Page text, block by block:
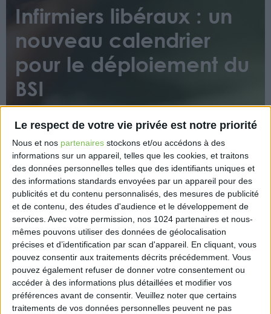
Le respect de votre vie privée est notre priorité
Nous et nos partenaires stockons et/ou accédons à des
informations sur un appareil, telles que les cookies, et traitons
des données personnelles telles que des identifiants uniques et
des informations standards envoyées par un appareil pour des
publicités et du contenu personnalisés, des mesures de publicité
et de contenu, des études d'audience et le développement de
services. Avec votre permission, nos 1024 partenaires et nous-
mêmes pouvons utiliser des données de géolocalisation
précises et d’identification par scan d'appareil. En cliquant, vous
pouvez consentir aux traitements décrits précédemment. Vous
pouvez également refuser de donner votre consentement ou
accéder à des informations plus détaillées et modifier vos
préférences avant de consentir. Veuillez noter que certains
traitements de vos données personnelles peuvent ne pas
Infirmiers libéraux : un
nouveau calendrier
pour le déploiement du
BSI
L’Union nationale des caisses d’assurance maladie
(Uncam) et deux des trois syndicats représentatifs
des infirmiers libéraux, la FNI (Fédération nationale
des infirmiers) et le SNIIL (Syndicat national des
infirmières et infirmiers libéraux) ont signé le 9
novembre dernier l’avenant 8 au cadre
conventionnel actuel qui adapte les conditions et le
calendrier de déploiement du BSI (Bilan de soins
infirmiers).